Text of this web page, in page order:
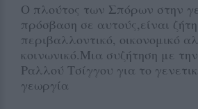
Ο πλούτος των Σπόρων στην
πρόσβαση σε αυτούς,είναι
περιβαλλοντικό, οικονομικό
κοινωνικό.Μια συζήτηση με
Ραλλού Τσίγγου για το
γεωργία